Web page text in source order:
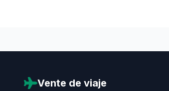
Vente de viaje